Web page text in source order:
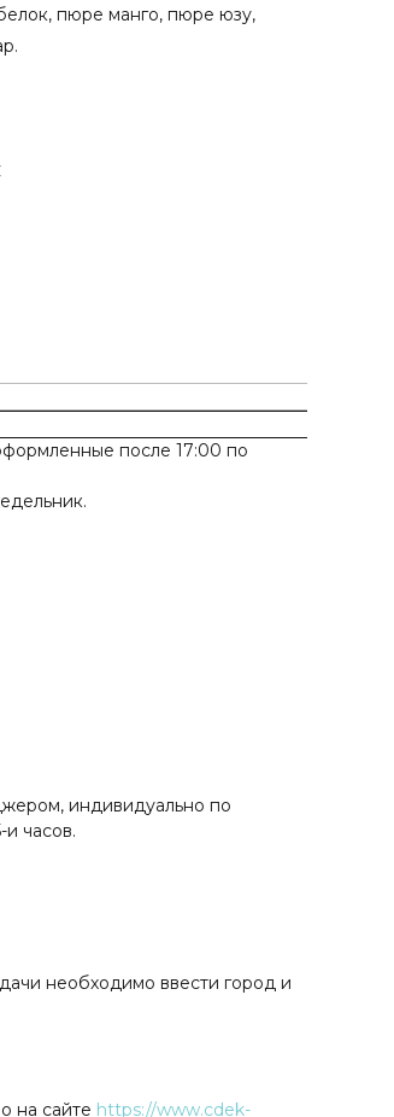
пюре манго, пюре юзу,
после 17:00 по
индивидуально по
часов.
необходимо ввести город и
на сайте https://www.cdek-